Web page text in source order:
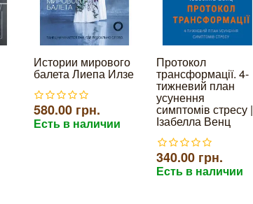
Истории мирового
балета Лиепа Илзе
580.00 грн.
Есть в наличии
Протокол
трансформації. 4-
тижневий план
усунення
симптомів стресу |
Ізабелла Венц
340.00 грн.
Есть в наличии